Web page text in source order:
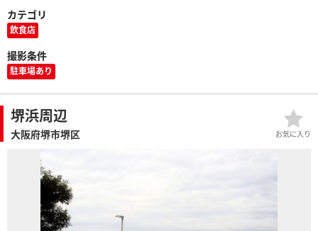
カテゴリ
飲食店
撮影条件
駐車場あり
堺浜周辺
大阪府堺市堺区 お気に入り